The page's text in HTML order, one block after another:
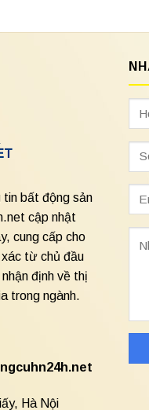
tin bất động sản
cập nhật
cung cấp cho
từ chủ đầu
định về thị
trong ngành.
Hà Nội